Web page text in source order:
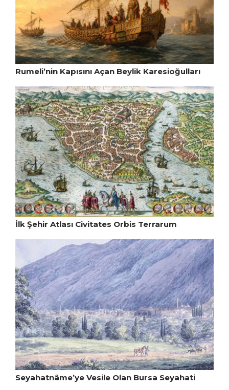
Rumeli’nin Kapısını Açan Beylik Karesioğulları
İlk Şehir Atlası Civitates Orbis Terrarum
Seyahatnâme’ye Vesile Olan Bursa Seyahati